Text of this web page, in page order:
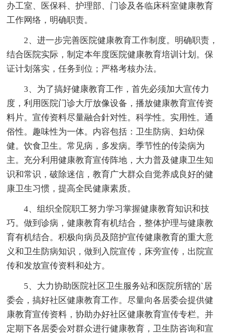
办工室、医保科、护理部、门诊及各临床科室健康教育
工作网络，明确职责。
2、进一步完善医院健康教育工作制度。明确职责，
结合医院实际，制定本年度医院健康教育培训计划。保
证计划落实，任务到位；严格考核办法。
3、为了搞好健康教育工作，首先必须加大宣传力
度，利用医院门诊大厅放像设备，播放健康教育宣传资
料片。宣传资料尽量融合針对性。科学性。实用性。通
俗性。趣味性为一体。内容包括：卫生防病、妇幼保
健。饮食卫生。常见病，多发病。季节性的传染病为
主。充分利用健康教育宣传阵地，大力普及健康卫生知
识和常识，破除迷信，教育广大群众自觉养成良好的健
康卫生习惯，提高全民健康素质。
4、组织全院职工努力学习掌握健康教育知识和技
巧。做到诊病，健康教育有机结合，整体护理与健康教
育有机结合。积极向病员及陪护宣传健康教育的重大意
义和卫生防病知识，做到入院宣传，床旁宣传，出院宣
传和发放宣传资料和处方。
5、大力协助医院社区卫生服务站和医院所辖的`居
委会，搞好社区健康教育工作。尽量向各居委会提供健
康教育宣传资料，协助办好社区健康教育宣传专栏。并
定期下各居委会对群众进行健康教育，卫生防咨询和宣